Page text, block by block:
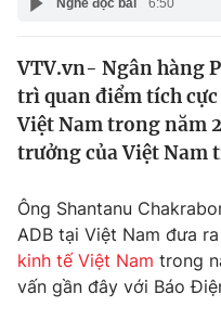
Thế giới
Tin tức
Thế giới đó đây
Câu chuyện quốc tế
Tài chính
Thị trường
Dữ liệu và đời sống
VTV.vn- Ngân hàng
trì quan điểm tích
Việt Nam trong năm
trưởng của Việt Nam
Ông Shantanu
ADB tại Việt Nam đưa
kinh tế Việt Nam trong
vấn gần đây với Báo